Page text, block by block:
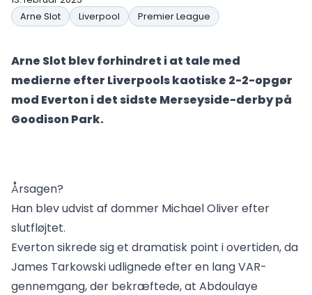
Arne Slot
Liverpool Premier League
Arne Slot blev forhindret i at tale med
medierne efter Liverpools kaotiske 2-2-opgør
mod Everton i det sidste Merseyside-derby på
Goodison Park.
Årsagen?
Han blev udvist af dommer Michael Oliver efter
slutfløjtet.
Everton sikrede sig et dramatisk point i overtiden, da
James Tarkowski udlignede efter en lang VAR-
gennemgang, der bekræftede, at Abdoulaye